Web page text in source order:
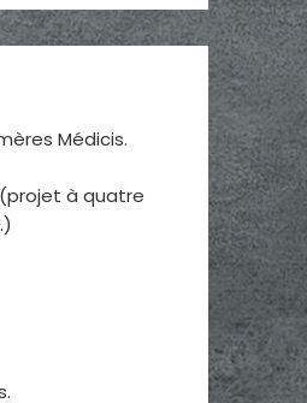
Médicis.
(projet à quatre